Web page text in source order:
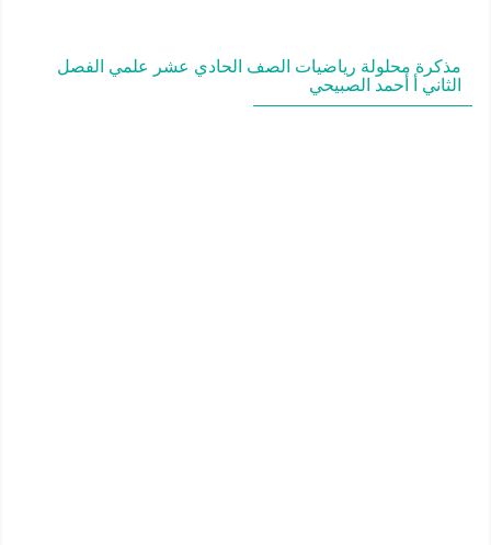
مذكرة محلولة رياضيات الصف الحادي عشر علمي الفصل
الثاني أ أحمد الصبيحي